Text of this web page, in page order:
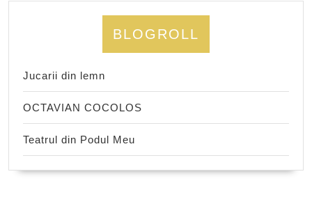
BLOGROLL
Jucarii din lemn
OCTAVIAN COCOLOS
Teatrul din Podul Meu